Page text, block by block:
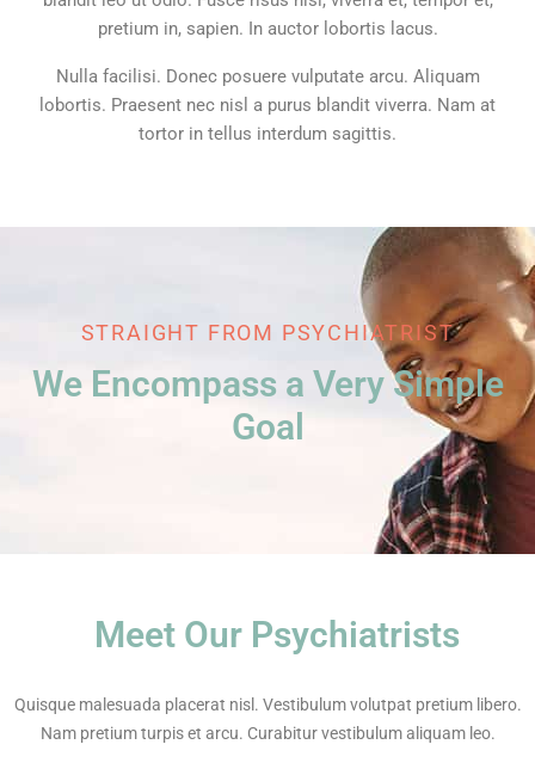
pretium in, sapien. In auctor lobortis lacus.
Nulla facilisi. Donec posuere vulputate arcu. Aliquam
lobortis. Praesent nec nisl a purus blandit viverra. Nam at
tortor in tellus interdum sagittis.
STRAIGHT FROM PSYCHIATRIST
We Encompass a Very Simple
Goal
Meet Our Psychiatrists
Quisque malesuada placerat nisl. Vestibulum volutpat pretium libero.
Nam pretium turpis et arcu. Curabitur vestibulum aliquam leo.